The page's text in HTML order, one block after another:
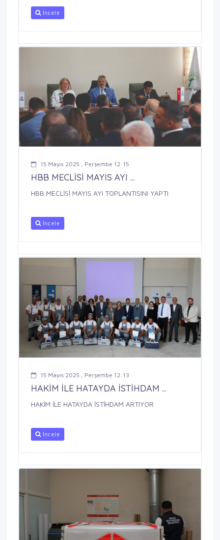
İncele
15 Mayıs 2025 , Perşembe 12:15
HBB MECLİSİ MAYIS AYI ...
HBB MECLİSİ MAYIS AYI TOPLANTISINI YAPTI
İncele
15 Mayıs 2025 , Perşembe 12:13
HAKİM İLE HATAYDA İSTİHDAM ...
HAKİM İLE HATAYDA İSTİHDAM ARTIYOR
İncele